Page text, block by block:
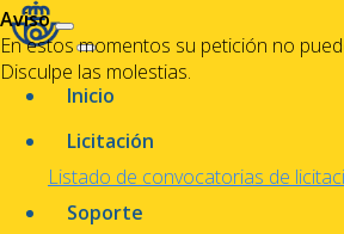
Aviso
En estos momentos su petición no
Disculpe las molestias.
Inicio
Licitación
Listado de convocatorias de
Soporte